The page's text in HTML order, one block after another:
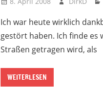
Ich war heute wirklich
gestört haben. Ich finde es
Straßen getragen wird, als
WEITERLESEN